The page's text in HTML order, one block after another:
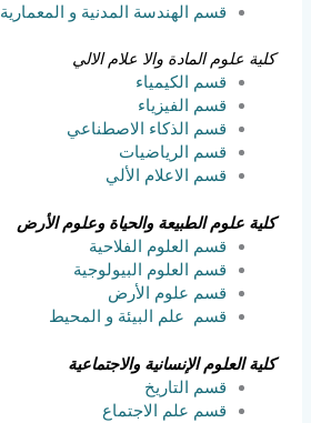
قسم الهندسة المدنية و المعمارية
كلية علوم المادة والا علام الالي
قسم الكيمياء
قسم الفيزياء
قسم الذكاء الاصطناعي
قسم الرياضيات
قسم الاعلام الألي
كلية علوم الطبيعة والحياة وعلوم الأرض
قسم العلوم الفلاحية
قسم العلوم البيولوجية
قسم علوم الأرض
قسم علم البيئة و المحيط
كلية العلوم الإنسانية والاجتماعية
قسم التاريخ
قسم علم الاجتماع